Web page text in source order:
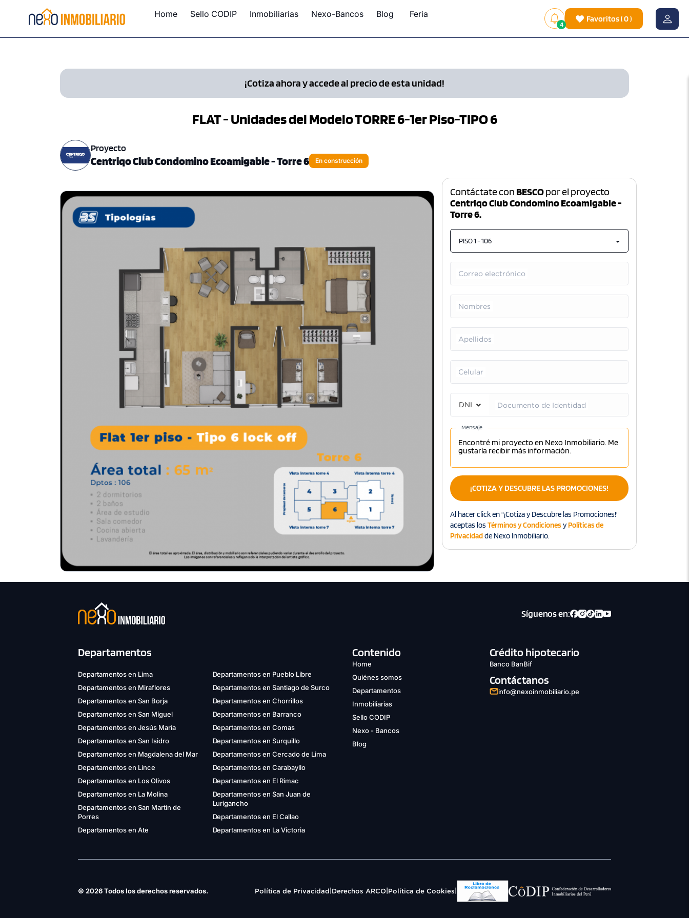
Home Sello CODIP Inmobiliarias Nexo-Bancos Blog Feria
4
Favoritos(0)
¡Cotiza ahora y accede al precio de esta unidad!
FLAT - Unidades del Modelo TORRE 6-1er Piso-TIPO 6
Proyecto
Centriqo Club Condomino Ecoamigable - Torre 6 En construcción
Contáctate con BESCOpor el proyecto
Centriqo Club Condomino Ecoamigable -
Torre 6.
PISO 1 - 106
Correo electrónico
Nombres
Apellidos
Celular
DNI Documento de Identidad
Mensaje
¡COTIZA Y DESCUBRE LAS PROMOCIONES!
Al hacer click en "¡Cotiza y Descubre las Promociones!"
aceptas los Términos y CondicionesyPolíticas de
Privacidadde Nexo Inmobiliario.
Síguenos en:
Departamentos
Departamentos en Lima
Departamentos en Miraflores
Departamentos en San Borja
Departamentos en San Miguel
Departamentos en Jesús María
Departamentos en San Isidro
Departamentos en Magdalena del Mar
Departamentos en Lince
Departamentos en Los Olivos
Departamentos en La Molina
Departamentos en San Martín de
Porres
Departamentos en Ate
Departamentos en Pueblo Libre
Departamentos en Santiago de Surco
Departamentos en Chorrillos
Departamentos en Barranco
Departamentos en Comas
Departamentos en Surquillo
Departamentos en Cercado de Lima
Departamentos en Carabayllo
Departamentos en El Rimac
Departamentos en San Juan de
Lurigancho
Departamentos en El Callao
Departamentos en La Victoria
Contenido
Home
Quiénes somos
Departamentos
Inmobiliarias
Sello CODIP
Nexo - Bancos
Blog
Crédito hipotecario
Banco BanBif
Contáctanos
info@nexoinmobiliario.pe
© 2026 Todos los derechos reservados. Política de Privacidad Derechos ARCO Política de Cookies